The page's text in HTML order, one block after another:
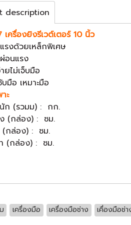
description
เครื่องยิงรีเวต์เตอร์ 10 นิ้ว
รงด้วยเหล็กพิเศษ
อนแรง
ยไม่เจ็บมือ
บมือ เหมาะมือ
ะ
ก (รวมม) : กก.
(กล่อง) : ซม.
(กล่อง) : ซม.
(กล่อง) : ซม.
เครื่องมือ เครื่องมือช่าง เคื่องมือช่า